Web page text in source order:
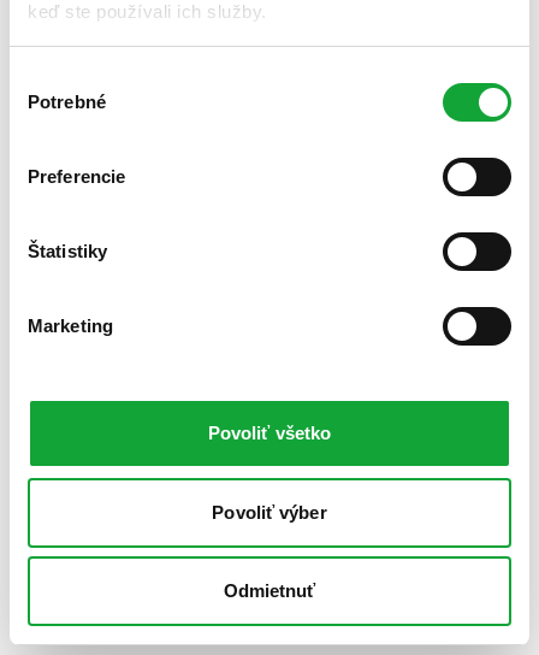
keď ste používali ich služby.
súhlasu
Potrebné
Preferencie
Štatistiky
Marketing
Povoliť všetko
Povoliť výber
Odmietnuť